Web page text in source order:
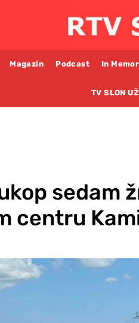
Magazin Podcast In
TV SLON
sedam
centru